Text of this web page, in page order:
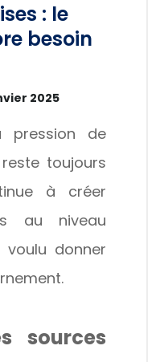
: le
besoin
2025
pression de
toujours
à créer
au niveau
voulu donner
sources